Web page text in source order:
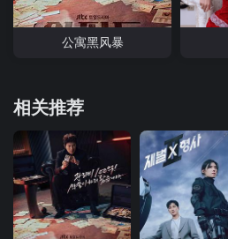
公寓黑风暴
相关推荐